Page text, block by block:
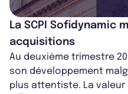
La SCPI Sofidynamic
acquisitions
Au deuxième trimestre
son développement
plus attentiste. La